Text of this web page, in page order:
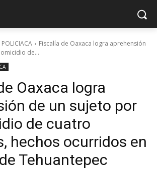
POLICIACA
Fiscalía de Oaxaca logra aprehensión
de...
Oaxaca logra
de un sujeto por
de cuatro
hechos ocurridos en
Tehuantepec